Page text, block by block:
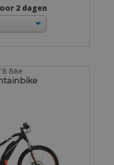
2 dagen
Bike